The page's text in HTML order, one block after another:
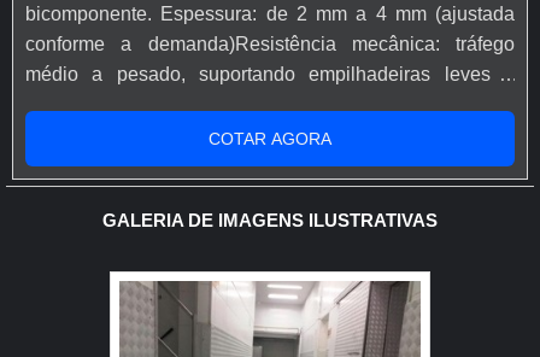
manutenção.
bicomponente. Espessura: de 2 mm a 4 mm (ajustada
conforme a demanda)Resistência mecânica: tráfego
médio a pesado, suportando empilhadeiras leves e
solventes, óleos, produtos de limpeza e químicos
industriais. Resistência térmica: suporta temperaturas de
variação de cores. O piso de poliuretano serve para
industriais, comerciais e institucionais, oferecendo
excelente resistência mecânica, química e conforto
visual. É especialmente indicado para locais que
COTAR AGORA
GALERIA DE IMAGENS ILUSTRATIVAS